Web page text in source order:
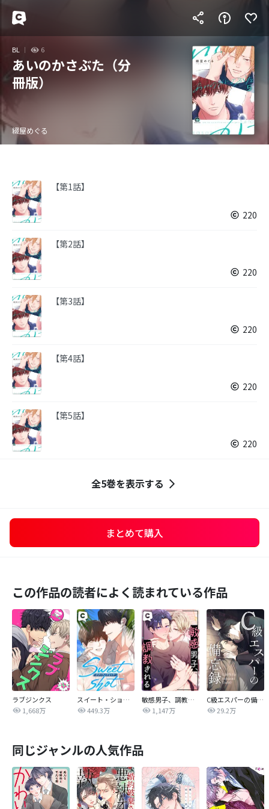
BL 6
あいのかさぶた（分
冊版）
綴屋めぐる
【第1話】
220
【第2話】
220
【第3話】
220
【第4話】
220
【第5話】
220
全5巻を表示する
まとめて購入
この作品の読者によく読まれている作品
ラブジンクス
1,668万
スイート・ショット
449.3万
敏感男子、調教される
1,147万
C級エスパーの備忘録
29.2万
同じジャンルの人気作品